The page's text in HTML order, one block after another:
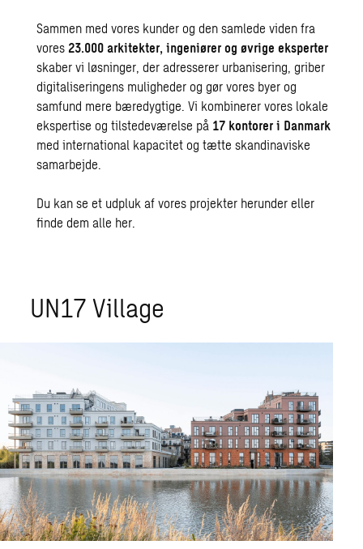
Sammen med vores kunder og den samlede viden fra
vores23.000 arkitekter, ingeniører og øvrige eksperter
skaber vi løsninger, der adresserer urbanisering, griber
digitaliseringens muligheder og gør vores byer og
samfund mere bæredygtige. Vi kombinerer vores lokale
ekspertise og tilstedeværelse på 17 kontorer i Danmark
med international kapacitet og tætte skandinaviske
samarbejde.
Du kan se et udpluk af vores projekter herunder eller
finde dem alle her.
UN17 Village